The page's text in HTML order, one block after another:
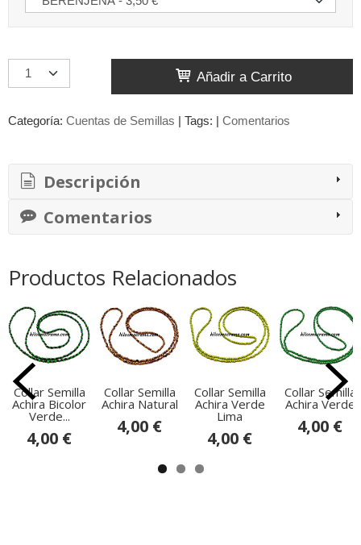
Añadir a Carrito
Categoría: Cuentas de Semillas | Tags: | Comentarios
Descripción
Comentarios
Productos Relacionados
Collar Semilla
Achira Bicolor
Verde...
4,00 €
Collar Semilla
Achira Natural
4,00 €
Collar Semilla
Achira Verde
Lima
4,00 €
Collar Semilla
Achira Verde
4,00 €